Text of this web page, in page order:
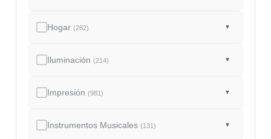
Hogar(282) ▼
Iluminación(214) ▼
Impresión(981) ▼
Instrumentos Musicales(131) ▼